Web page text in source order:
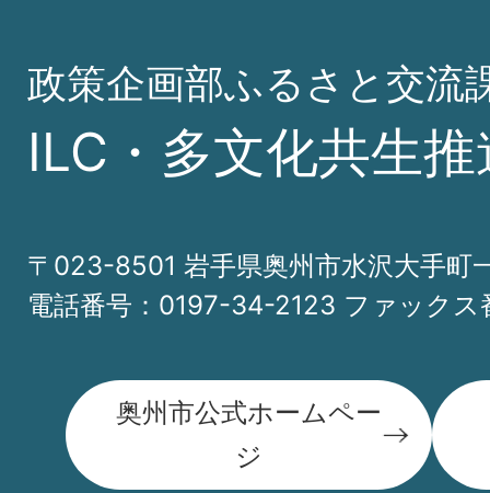
政策企画部ふるさと交流
ILC・多文化共生
〒023-8501 岩手県奥州市水沢大手町
電話番号：0197-34-2123 ファック
奥州市公式ホームペー
ジ